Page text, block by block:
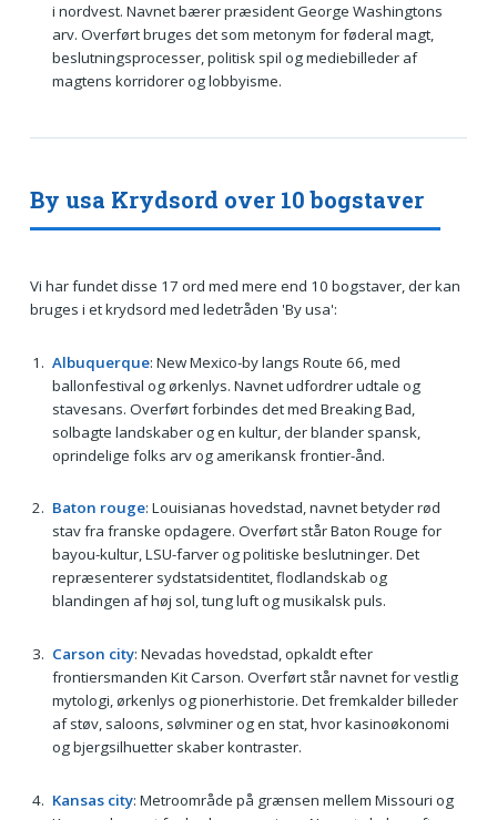
i nordvest. Navnet bærer præsident George Washingtons
arv. Overført bruges det som metonym for føderal magt,
beslutningsprocesser, politisk spil og mediebilleder af
magtens korridorer og lobbyisme.
By usa Krydsord over 10 bogstaver
Vi har fundet disse 17 ord med mere end 10 bogstaver, der kan
bruges i et krydsord med ledetråden 'By usa':
Albuquerque: New Mexico-by langs Route 66, med
ballonfestival og ørkenlys. Navnet udfordrer udtale og
stavesans. Overført forbindes det med Breaking Bad,
solbagte landskaber og en kultur, der blander spansk,
oprindelige folks arv og amerikansk frontier-ånd.
Baton rouge: Louisianas hovedstad, navnet betyder rød
stav fra franske opdagere. Overført står Baton Rouge for
bayou-kultur, LSU-farver og politiske beslutninger. Det
repræsenterer sydstatsidentitet, flodlandskab og
blandingen af høj sol, tung luft og musikalsk puls.
Carson city: Nevadas hovedstad, opkaldt efter
frontiersmanden Kit Carson. Overført står navnet for vestlig
mytologi, ørkenlys og pionerhistorie. Det fremkalder billeder
af støv, saloons, sølvminer og en stat, hvor kasinoøkonomi
og bjergsilhuetter skaber kontraster.
Kansas city: Metroområde på grænsen mellem Missouri og